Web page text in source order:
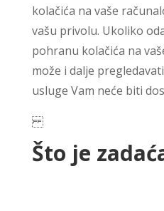
kolačića na vaše
vašu privolu. Ukoliko
pohranu kolačića na
može i dalje
usluge Vam neće biti
Što je